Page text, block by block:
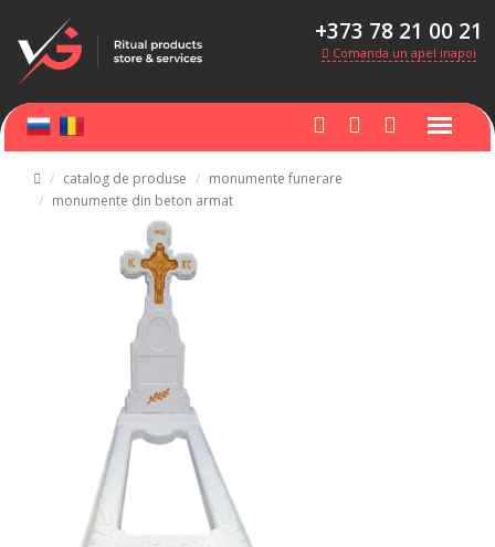
+373 78 21 00 21
Comanda un apel inapoi
catalog de produse
monumente funerare
monumente din beton armat